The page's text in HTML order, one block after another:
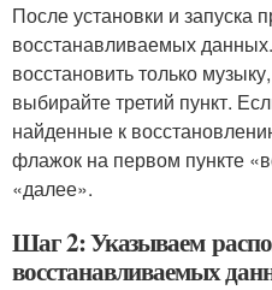
После установки и запуска
восстанавливаемых
восстановить только
выбирайте третий пункт.
найденные к
флажок на первом пункте
«далее».
Шаг 2: Указываем
восстанавливаемых